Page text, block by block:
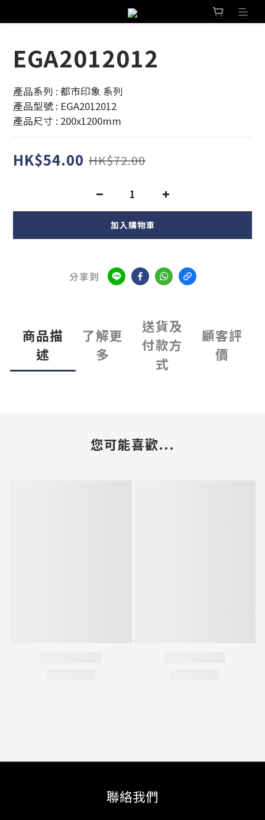
EGA2012012
產品系列 : 都市印象 系列
產品型號 : EGA2012012
產品尺寸 : 200x1200mm
HK$54.00 HK$72.00
加入購物車
分享到
商品描
述
了解更
多
送貨及
付款方
式
顧客評
價
您可能喜歡...
聯絡我們